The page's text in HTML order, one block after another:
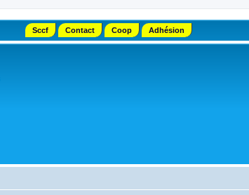
Sccf Contact Coop Adhésion